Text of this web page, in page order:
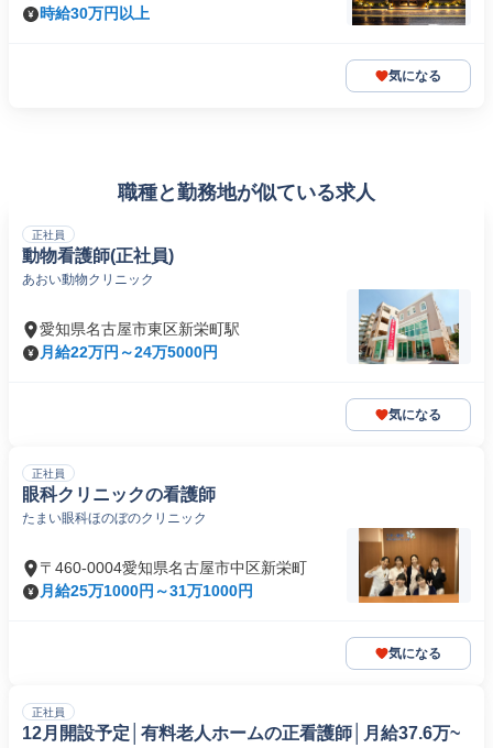
時給30万円以上
気になる
職種と勤務地が似ている求人
正社員
動物看護師(正社員)
あおい動物クリニック
愛知県名古屋市東区新栄町駅
月給22万円～24万5000円
気になる
正社員
眼科クリニックの看護師
たまい眼科ほのぼのクリニック
〒460-0004愛知県名古屋市中区新栄町
月給25万1000円～31万1000円
気になる
正社員
12月開設予定│有料老人ホームの正看護師│月給37.6万~